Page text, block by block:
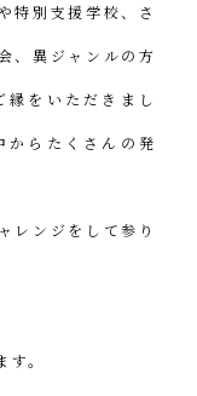
特別支援学校、さ
、異ジャンルの方
縁をいただきまし
からたくさんの発
レンジをして参り
。